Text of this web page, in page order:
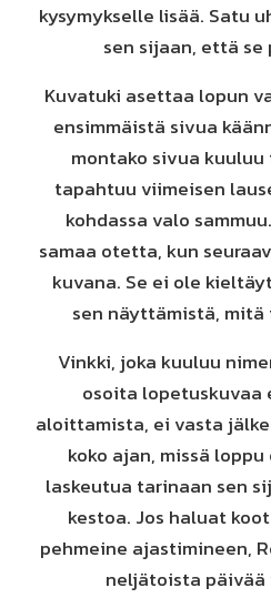
kysymykselle lisää. Satu
sen sijaan, että
Kuvatuki asettaa lopun
ensimmäistä sivua
montako sivua
tapahtuu viimeisen
kohdassa valo
samaa otetta, kun
kuvana. Se ei ole
sen näyttämistä, mitä
Vinkki, joka kuuluu
osoita lopetuskuvaa
aloittamista, ei vasta
koko ajan, missä
laskeutua tarinaan sen
kestoa. Jos haluat
pehmeine ajastimineen,
neljätoista